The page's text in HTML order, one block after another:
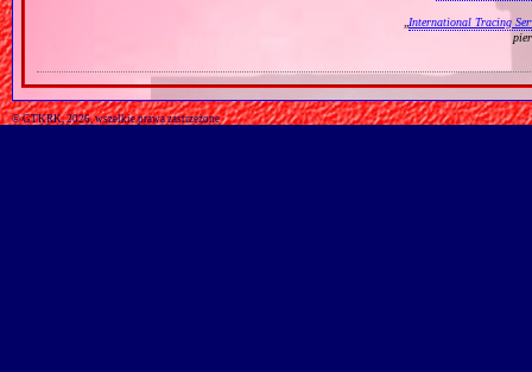
International Tracing
© GTKRK, 2026, wszelkie prawa zastrzeżone